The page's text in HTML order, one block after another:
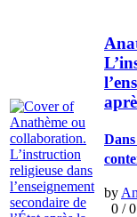
by
0 /0